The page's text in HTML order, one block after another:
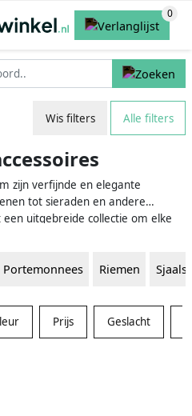
Wis filters Alle filters
zijn verfijnde en elegante
tot sieraden en andere
uitgebreide collectie om elke
interesse in Bottega Veneta
weten om de perfecte keuze te
Portemonnees Riemen Sjaals
Prijs Geslacht